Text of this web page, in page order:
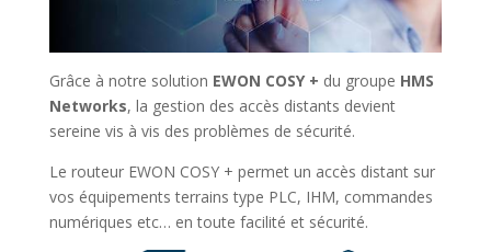
Grâce à notre solution EWON COSY + du groupe HMS
Networks, la gestion des accès distants devient
sereine vis à vis des problèmes de sécurité.
Le routeur EWON COSY + permet un accès distant sur
vos équipements terrains type PLC, IHM, commandes
numériques etc… en toute facilité et sécurité.